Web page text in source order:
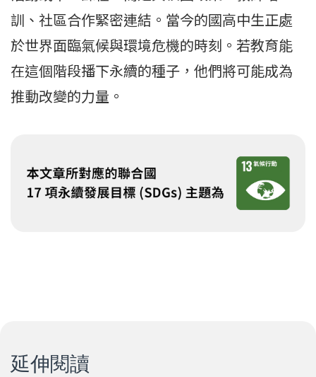
訓、社區合作緊密連結。當今的國高中生正處
於世界面臨氣候與環境危機的時刻。若教育能
在這個階段播下永續的種子，他們將可能成為
推動改變的力量。
延伸閱讀